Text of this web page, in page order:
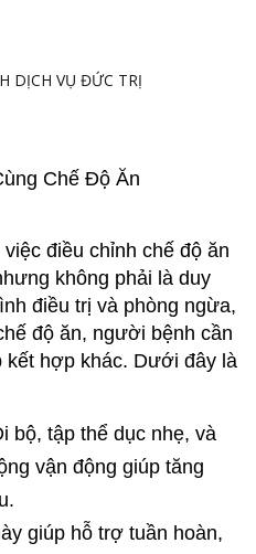
Chế Độ Ăn
điều chỉnh chế độ ăn
không phải là duy
điều trị và phòng ngừa,
độ ăn, người bệnh cần
kết hợp khác. Dưới đây là
bộ, tập thể dục nhẹ, và
vận động giúp tăng
giúp hỗ trợ tuần hoàn,